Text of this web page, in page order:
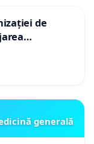
de
generală